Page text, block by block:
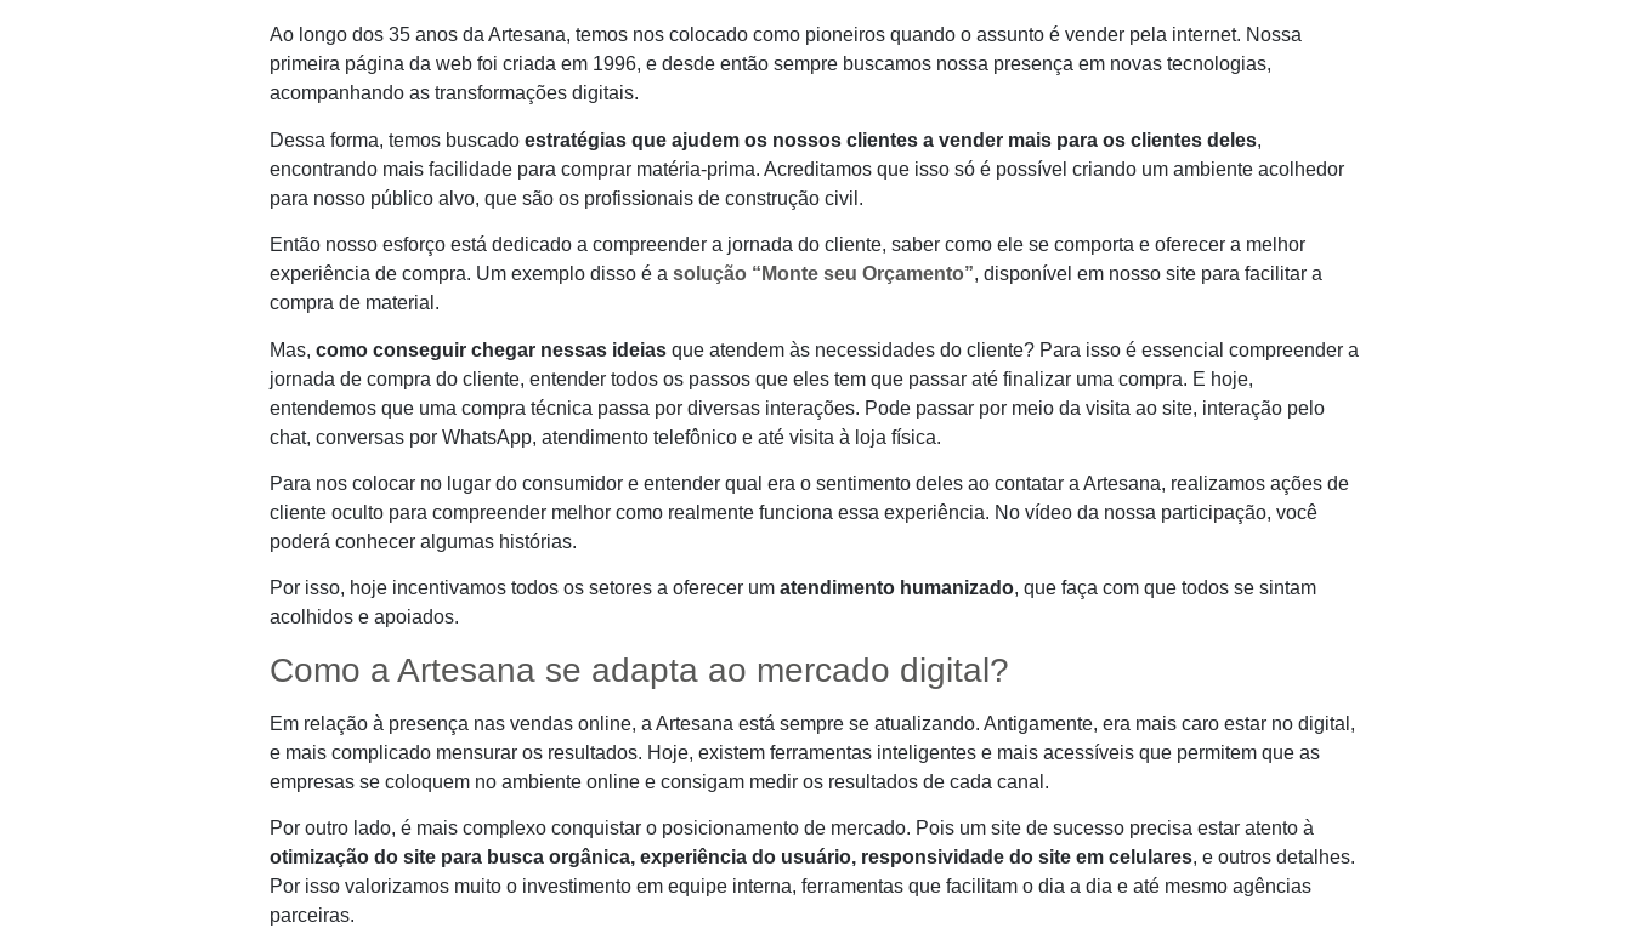
Ao longo dos 35 anos da Artesana, temos nos colocado como pioneiros quando o assunto é vender pela internet. Nossa
primeira página da web foi criada em 1996, e desde então sempre buscamos nossa presença em novas tecnologias,
acompanhando as transformações digitais.
Dessa forma, temos buscado estratégias que ajudem os nossos clientes a vender mais para os clientes deles,
encontrando mais facilidade para comprar matéria-prima. Acreditamos que isso só é possível criando um ambiente acolhedor
para nosso público alvo, que são os profissionais de construção civil.
Então nosso esforço está dedicado a compreender a jornada do cliente, saber como ele se comporta e oferecer a melhor
experiência de compra. Um exemplo disso é a solução “Monte seu Orçamento”, disponível em nosso site para facilitar a
compra de material.
Mas, como conseguir chegar nessas ideias que atendem às necessidades do cliente? Para isso é essencial compreender a
jornada de compra do cliente, entender todos os passos que eles tem que passar até finalizar uma compra. E hoje,
entendemos que uma compra técnica passa por diversas interações. Pode passar por meio da visita ao site, interação pelo
chat, conversas por WhatsApp, atendimento telefônico e até visita à loja física.
Para nos colocar no lugar do consumidor e entender qual era o sentimento deles ao contatar a Artesana, realizamos ações de
cliente oculto para compreender melhor como realmente funciona essa experiência. No vídeo da nossa participação, você
poderá conhecer algumas histórias.
Por isso, hoje incentivamos todos os setores a oferecer um atendimento humanizado, que faça com que todos se sintam
acolhidos e apoiados.
Como a Artesana se adapta ao mercado digital?
Em relação à presença nas vendas online, a Artesana está sempre se atualizando. Antigamente, era mais caro estar no digital,
e mais complicado mensurar os resultados. Hoje, existem ferramentas inteligentes e mais acessíveis que permitem que as
empresas se coloquem no ambiente online e consigam medir os resultados de cada canal.
Por outro lado, é mais complexo conquistar o posicionamento de mercado. Pois um site de sucesso precisa estar atento à
otimização do site para busca orgânica, experiência do usuário, responsividade do site em celulares, e outros detalhes.
Por isso valorizamos muito o investimento em equipe interna, ferramentas que facilitam o dia a dia e até mesmo agências
parceiras.